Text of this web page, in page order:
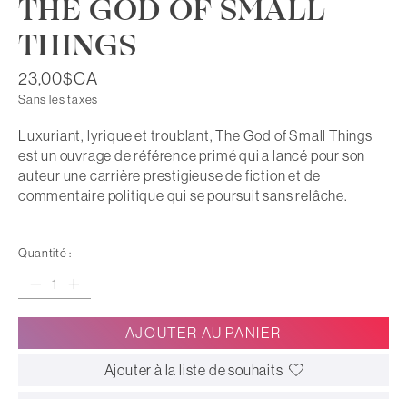
THE GOD OF SMALL
THINGS
23,00$CA
Sans les taxes
Luxuriant, lyrique et troublant, The God of Small Things
est un ouvrage de référence primé qui a lancé pour son
auteur une carrière prestigieuse de fiction et de
commentaire politique qui se poursuit sans relâche.
Quantité :
AJOUTER AU PANIER
Ajouter à la liste de souhaits